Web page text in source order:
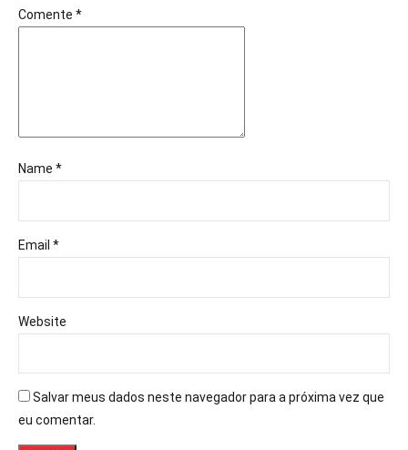
Comente *
Name *
Email *
Website
Salvar meus dados neste navegador para a próxima vez que
eu comentar.